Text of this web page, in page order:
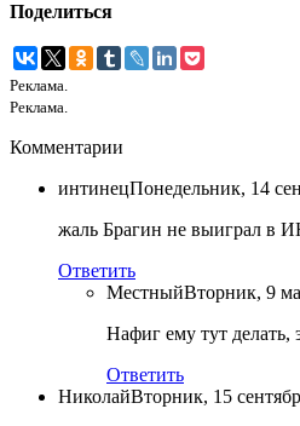
Поделиться
Реклама.
Реклама.
Комментарии
интинецПонедельник, 14
жаль Брагин не выиграл в
Ответить
МестныйВторник, 9
Нафиг ему тут
Ответить
НиколайВторник, 15